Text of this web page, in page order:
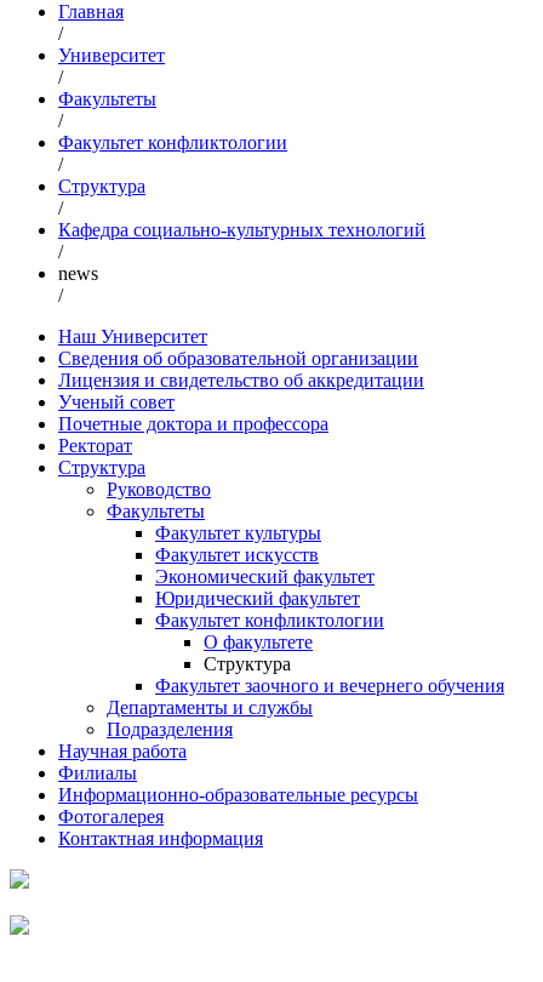
Главная
/
Университет
/
Факультеты
/
Факультет конфликтологии
/
Структура
/
Кафедра социально-культурных технологий
/
news
/
Наш Университет
Сведения об образовательной организации
Лицензия и свидетельство об аккредитации
Ученый совет
Почетные доктора и профессора
Ректорат
Структура
Руководство
Факультеты
Факультет культуры
Факультет искусств
Экономический факультет
Юридический факультет
Факультет конфликтологии
О факультете
Структура
Факультет заочного и вечернего обучения
Департаменты и службы
Подразделения
Научная работа
Филиалы
Информационно-образовательные ресурсы
Фотогалерея
Контактная информация